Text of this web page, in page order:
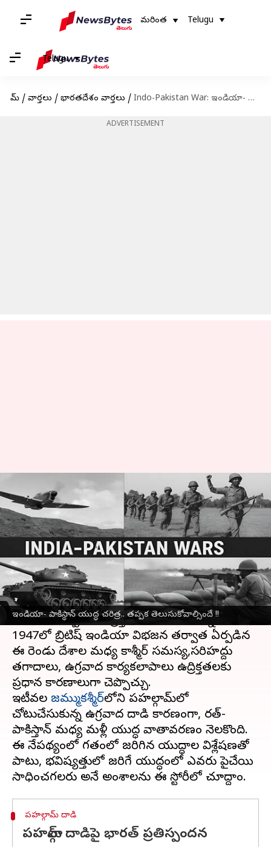
మరింత Telugu
Telugu
హోమ్ / వార్తలు / భారతదేశం వార్తలు / Indo-Pakistan War: ఇండియా- పాకిస్థాన్ యుద్ధ చరిత్ర.. తప్పక తెలుసుకోవాల్సిందే !!
ADVERTISEMENT
ఇండియా- పాకిస్థాన్ యుద్ధ చరిత్ర.. తప్పక తెలుసుకోవాల్సిందే !!
Indo-Pakistan War: ఇండియా-
పాకిస్థాన్ యుద్ధ చరిత్ర.. తప్పక
తెలుసుకోవాల్సిందే !!
Sirish Praharaju Apr 30, 2025 05:10 pm
ఈ వార్తాకథనం ఏంటి
భారతదేశం,పాకిస్థాన్దేశాల మధ్య సంబంధాలు స్థిరంగా
లేకుండా ఎప్పుడూ ఉద్రిక్తతలతోనే ఉంటున్నాయి.
1947లో బ్రిటిష్ ఇండియా విభజన తర్వాత ఏర్పడిన
ఈ రెండు దేశాల మధ్య కాశ్మీర్ సమస్య,సరిహద్దు
తగాదాలు, ఉగ్రవాద కార్యకలాపాలు ఉద్రిక్తతలకు
ప్రధాన కారణాలుగా చెప్పొచ్చు.
ఇటీవల జమ్ముకశ్మీర్‌లోని పహల్గామ్‌లో
చోటుచేసుకున్న ఉగ్రవాద దాడి కారణంగా, భారత్-
పాకిస్తాన్ మధ్య మళ్లీ యుద్ధ వాతావరణం నెలకొంది.
ఈ నేపథ్యంలో గతంలో జరిగిన యుద్ధాల విశ్లేషణతో
పాటు, భవిష్యత్తులో జరిగే యుద్ధంలో ఎవరు పైచేయి
పహల్గామ్ దాడి
పహల్గామ్ దాడిపై భారత్ ప్రతిస్పందన